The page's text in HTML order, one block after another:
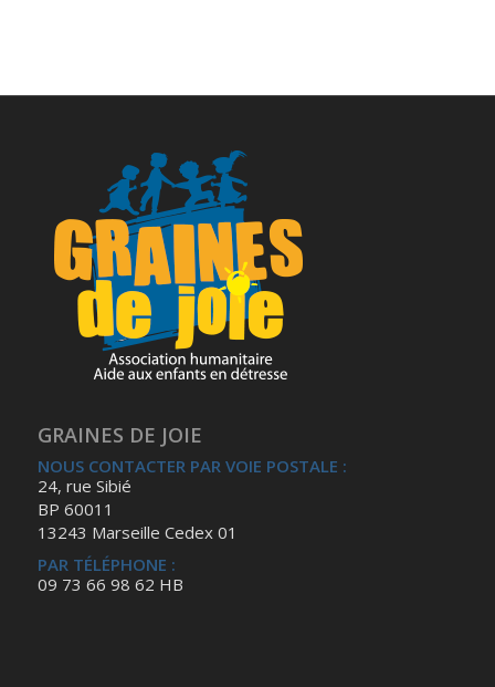
GRAINES DE JOIE
NOUS CONTACTER PAR VOIE POSTALE :
24, rue Sibié
BP 60011
13243 Marseille Cedex 01
PAR TÉLÉPHONE :
09 73 66 98 62 HB